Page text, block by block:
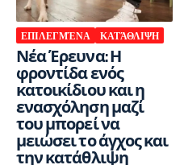
ΕΠΙΛΕΓΜΈΝΑ ΚΑΤΆΘΛΙΨΗ
Νέα Έρευνα: Η
φροντίδα ενός
κατοικίδιου και η
ενασχόληση μαζί
του μπορεί να
μειώσει το άγχος και
την κατάθλιψη